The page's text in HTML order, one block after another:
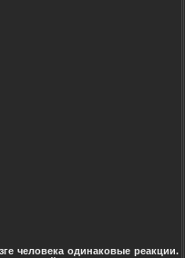
человека одинаковые реакции.